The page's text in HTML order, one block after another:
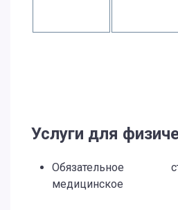
Услуги для
Обязательное
медицинское